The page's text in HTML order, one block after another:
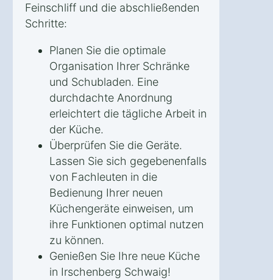
Feinschliff und die abschließenden
Schritte:
Planen Sie die optimale
Organisation Ihrer Schränke
und Schubladen. Eine
durchdachte Anordnung
erleichtert die tägliche Arbeit in
der Küche.
Überprüfen Sie die Geräte.
Lassen Sie sich gegebenenfalls
von Fachleuten in die
Bedienung Ihrer neuen
Küchengeräte einweisen, um
ihre Funktionen optimal nutzen
zu können.
Genießen Sie Ihre neue Küche
in Irschenberg Schwaig!